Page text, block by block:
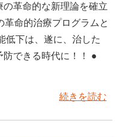
革命的な新理論を確立
革命的治療プログラムと
低下は、遂に、治した
防できる時代に！！ ●
続きを読む